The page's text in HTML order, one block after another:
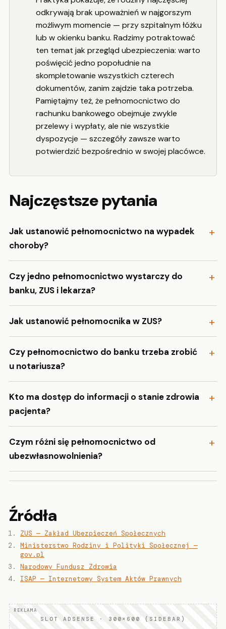
odkrywają brak upoważnień w najgorszym
możliwym momencie — przy szpitalnym łóżku
lub w okienku banku. Radzimy potraktować
ten temat jak przegląd ubezpieczenia: warto
poświęcić jedno popołudnie na
skompletowanie wszystkich czterech
dokumentów, zanim zajdzie taka potrzeba.
Pamiętajmy też, że pełnomocnictwo do
rachunku bankowego obejmuje zwykle
przelewy i wypłaty, ale nie wszystkie
dyspozycje — szczegóły zawsze warto
potwierdzić bezpośrednio w swojej placówce.
Najczęstsze pytania
Jak ustanowić pełnomocnictwo na wypadek
choroby?
Czy jedno pełnomocnictwo wystarczy do
banku, ZUS i lekarza?
Jak ustanowić pełnomocnika w ZUS?
Czy pełnomocnictwo do banku trzeba zrobić
u notariusza?
Kto ma dostęp do informacji o stanie zdrowia
pacjenta?
Czym różni się pełnomocnictwo od
ubezwłasnowolnienia?
Źródła
ZUS — Zakład Ubezpieczeń Społecznych
Ministerstwo Rodziny i Polityki Społecznej —
gov.pl
Narodowy Fundusz Zdrowia
ISAP — Internetowy System Aktów Prawnych
SLOT ADSENSE · 300×600 (SIDEBAR)